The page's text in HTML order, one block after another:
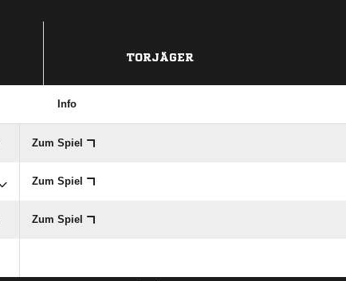
TORJÄGER
Info
Zum Spiel
Zum Spiel
Zum Spiel